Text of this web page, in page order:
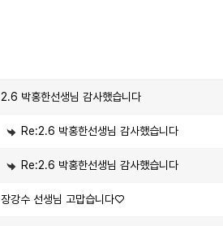
2.6 박홍한선생님 감사했습니다
Re:2.6 박홍한선생님 감사했습니다
Re:2.6 박홍한선생님 감사했습니다
장강수 선생님 고맙습니다♡